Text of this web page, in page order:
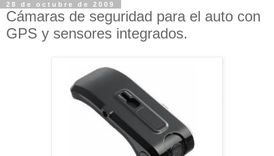
28 de octubre de 2009
Cámaras de seguridad para el auto con
GPS y sensores integrados.